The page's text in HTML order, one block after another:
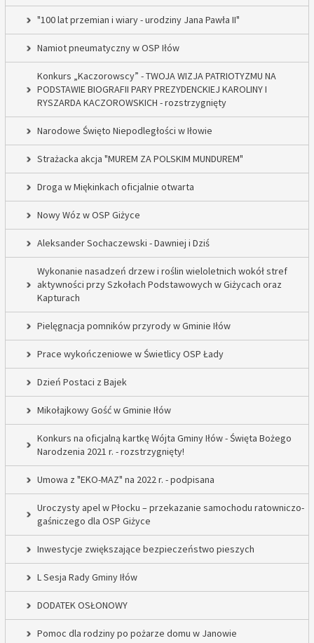
"100 lat przemian i wiary - urodziny Jana Pawła II"
Namiot pneumatyczny w OSP Iłów
Konkurs „Kaczorowscy” - TWOJA WIZJA PATRIOTYZMU NA
PODSTAWIE BIOGRAFII PARY PREZYDENCKIEJ KAROLINY I
RYSZARDA KACZOROWSKICH - rozstrzygnięty
Narodowe Święto Niepodległości w Iłowie
Strażacka akcja "MUREM ZA POLSKIM MUNDUREM"
Droga w Miękinkach oficjalnie otwarta
Nowy Wóz w OSP Giżyce
Aleksander Sochaczewski - Dawniej i Dziś
Wykonanie nasadzeń drzew i roślin wieloletnich wokół stref
aktywności przy Szkołach Podstawowych w Giżycach oraz
Kapturach
Pielęgnacja pomników przyrody w Gminie Iłów
Prace wykończeniowe w Świetlicy OSP Łady
Dzień Postaci z Bajek
Mikołajkowy Gość w Gminie Iłów
Konkurs na oficjalną kartkę Wójta Gminy Iłów - Święta Bożego
Narodzenia 2021 r. - rozstrzygnięty!
Umowa z "EKO-MAZ" na 2022 r. - podpisana
Uroczysty apel w Płocku – przekazanie samochodu ratowniczo-
gaśniczego dla OSP Giżyce
Inwestycje zwiększające bezpieczeństwo pieszych
L Sesja Rady Gminy Iłów
DODATEK OSŁONOWY
Pomoc dla rodziny po pożarze domu w Janowie